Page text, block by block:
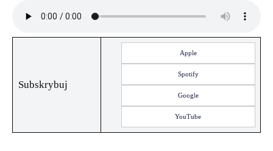
Subskrybuj
Apple
Spotify
Google
YouTube